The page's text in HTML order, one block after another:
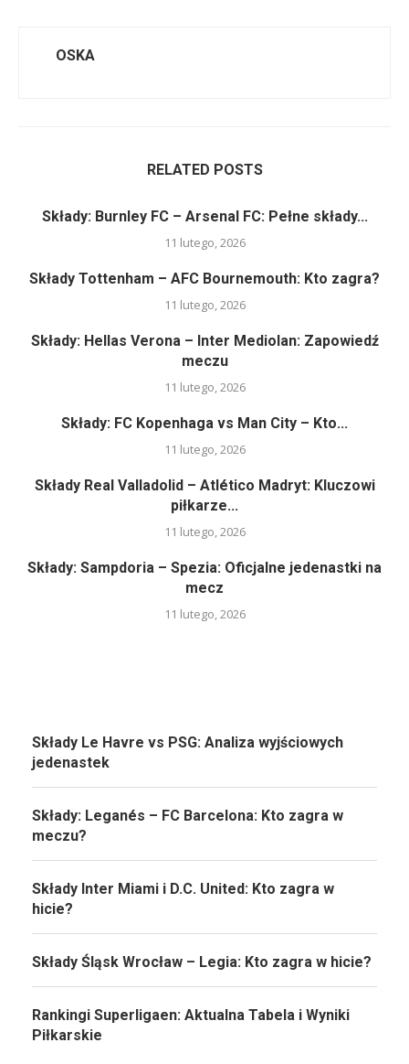
OSKA
RELATED POSTS
Składy: Burnley FC – Arsenal FC: Pełne składy...
11 lutego, 2026
Składy Tottenham – AFC Bournemouth: Kto zagra?
11 lutego, 2026
Składy: Hellas Verona – Inter Mediolan: Zapowiedź
meczu
11 lutego, 2026
Składy: FC Kopenhaga vs Man City – Kto...
11 lutego, 2026
Składy Real Valladolid – Atlético Madryt: Kluczowi
piłkarze...
11 lutego, 2026
Składy: Sampdoria – Spezia: Oficjalne jedenastki na
mecz
11 lutego, 2026
Składy Le Havre vs PSG: Analiza wyjściowych
jedenastek
Składy: Leganés – FC Barcelona: Kto zagra w
meczu?
Składy Inter Miami i D.C. United: Kto zagra w
hicie?
Składy Śląsk Wrocław – Legia: Kto zagra w hicie?
Rankingi Superligaen: Aktualna Tabela i Wyniki
Piłkarskie